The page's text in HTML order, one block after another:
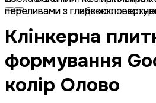
Клінкерна
формування
колір Олово